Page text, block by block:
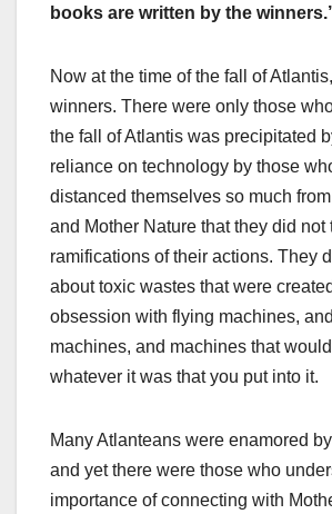
books are written by the winners.’
Now at the time of the fall of
winners. There were only those
the fall of Atlantis was precipitated
reliance on technology by those
distanced themselves so much
and Mother Nature that they did not
ramifications of their actions. They
about toxic wastes that were
obsession with flying machines,
machines, and machines that
whatever it was that you put into it.
Many Atlanteans were enamored
and yet there were those who
importance of connecting with